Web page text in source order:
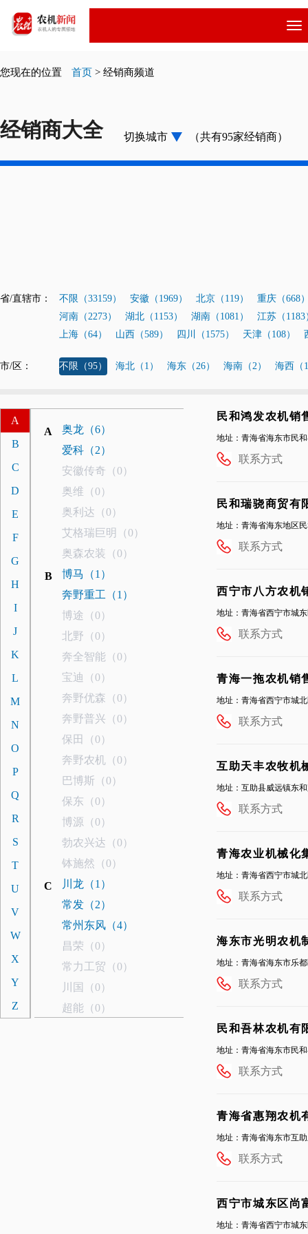
跳
到
要
您现在的位置 首页 > 经销商频道
经销商大全 切换城市 （共有95家经销商）
省/直辖市： 不限（33159） 安徽（1969） 北京（119）
重庆（668
河南（2273）
湖北（1153） 湖南（1081）
江苏（1183
上海（64）
山西（589） 四川（1575） 天津（108）
市/区： 不限（95） 海北（1） 海东（26） 海南（2） 海西（
A
B
C
D
E
F
G
H
I
J
K
L
M
N
O
P
Q
R
S
T
U
V
W
X
Y
Z
A
奥龙（6）
爱科（2）
安徽传奇（0）
奥维（0）
奥利达（0）
艾格瑞巨明（0）
奥森农装（0）
B
博马（1）
奔野重工（1）
博途（0）
北野（0）
奔全智能（0）
宝迪（0）
奔野优森（0）
奔野普兴（0）
保田（0）
奔野农机（0）
巴博斯（0）
保东（0）
博源（0）
勃农兴达（0）
钵施然（0）
C
川龙（1）
常发（2）
常州东风（4）
昌荣（0）
常力工贸（0）
川国（0）
超能（0）
民和鸿发农机销
地址：青海省海东市民
联系方式
民和瑞骁商贸有
地址：青海省海东地区
联系方式
西宁市八方农机
地址：青海省西宁市城
联系方式
青海一拖农机销
地址：青海省西宁市城
联系方式
互助天丰农牧机
地址：互助县威远镇东
联系方式
青海农业机械化
地址：青海省西宁市城
联系方式
海东市光明农机
地址：青海省海东市乐
联系方式
民和吾林农机有
地址：青海省海东市民
联系方式
青海省惠翔农机
地址：青海省海东市互
联系方式
西宁市城东区尚
地址：青海省西宁市城